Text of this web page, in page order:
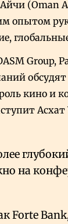
(Oman
опытом
Group,
кино и
Асхат
на
Forte